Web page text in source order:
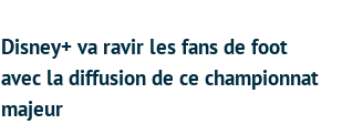
Disney+ va ravir les fans de foot
avec la diffusion de ce championnat
majeur